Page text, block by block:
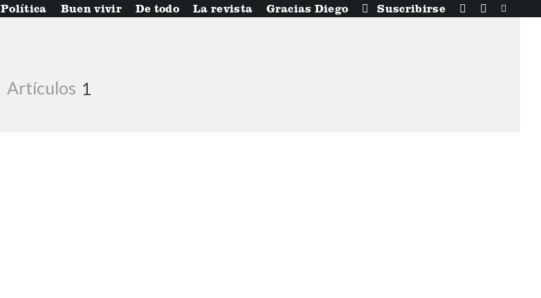
Política Buen vivir De todo La revista Gracias Diego Suscribirse
Artículos 1